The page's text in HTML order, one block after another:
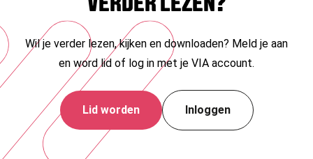
Wil je verder lezen, kijken en downloaden? Meld je aan
en word lid of log in met je VIA account.
Lid worden Inloggen